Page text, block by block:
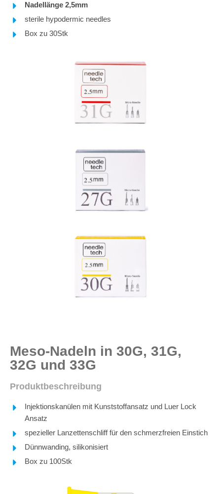
Nadellänge 2,5mm
sterile hypodermic needles
Box zu 30Stk
Meso-Nadeln in 30G, 31G,
32G und 33G
Produktbeschreibung
Injektionskanülen mit Kunststoffansatz und Luer Lock
Ansatz
spezieller Lanzettenschliff für den schmerzfreien Einstich
Dünnwanding, silikonisiert
Box zu 100Stk